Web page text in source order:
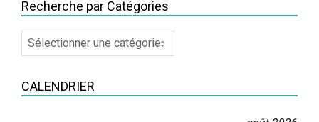
Recherche par Catégories
Recherche
par
CALENDRIER